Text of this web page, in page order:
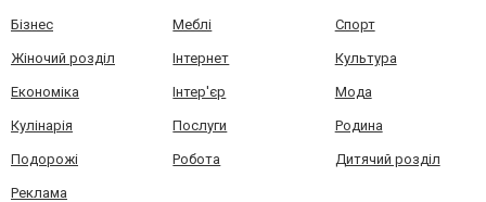
Бізнес Меблі Спорт
Жіночий розділ Інтернет Культура
Економіка Інтер'єр Мода
Кулінарія Послуги Родина
Подорожі Робота Дитячий розділ
Реклама